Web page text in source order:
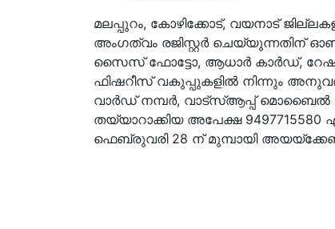
മലപ്പുറം, കോഴിക്കോട്, വയനാട്
അംഗത്വം രജിസ്റ്റര്‍ ചെയ്യുന്നതിന്
സൈസ് ഫോട്ടോ, ആധാര്‍ കാര്‍ഡ്,
ഫിഷറീസ് വകുപ്പുകളില്‍ നിന്നും
വാര്‍ഡ് നമ്പര്‍, വാട്സ്ആപ്പ് മൊബൈല്‍
തയ്യാറാക്കിയ അപേക്ഷ
ഫെബ്രുവരി 28 ന് മുമ്പായി